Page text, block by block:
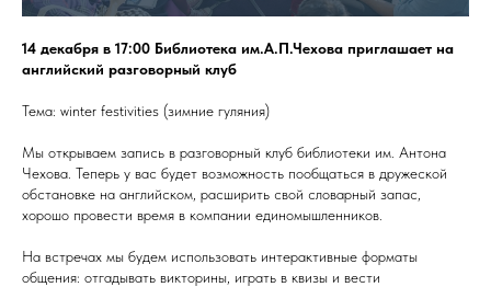
14 декабря в 17:00 Библиотека им.А.П.Чехова приглашает на
английский разговорный клуб
Тема: winter festivities (зимние гуляния)
Мы открываем запись в разговорный клуб библиотеки им. Антона
Чехова. Теперь у вас будет возможность пообщаться в дружеской
обстановке на английском, расширить свой словарный запас,
хорошо провести время в компании единомышленников.
На встречах мы будем использовать интерактивные форматы
общения: отгадывать викторины, играть в квизы и вести